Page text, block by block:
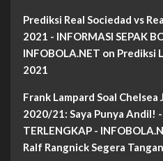
Prediksi Real Sociedad vs
2021 - INFORMASI SEPAK
INFOBOLA.NET on Prediksi
2021
Frank Lampard Soal Chelsea
2020/21: Saya Punya Andil! -
TERLENGKAP -
Ralf Rangnick Segera